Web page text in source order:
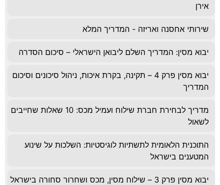
אירן
שירותי אחסנה ואריזה - המדריך המלא
יבוא מסין: המדריך השלם ליבואן הישראלי – סיכום הסדרה
יבוא מסין פרק 4 – תקינה, בקרת איכות, ניהול סיכונים וסיכום
המדריך
מדריך לבחירת חברת שילוח ועמיל מכס: 10 שאלות שחייבים
לשאול
התוכנית הלאומית לתשתיות לוגיסטיות: השלכות על שינוע
המטענים בישראל
יבוא מסין פרק 3 – שילוח מסין, מכס ושחרור סחורה בישראל